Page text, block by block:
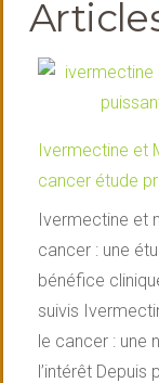
Ivermectine et
cancer étude
Ivermectine et
cancer : une
bénéfice
suivis
le cancer : une
l’intérêt Depuis